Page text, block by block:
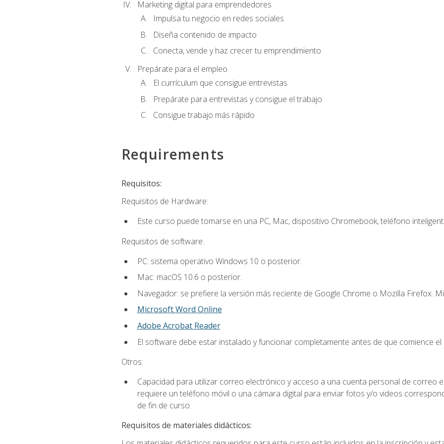
Marketing digital para emprendedores
Impulsa tu negocio en redes sociales
Diseña contenido de impacto
Conecta, vende y haz crecer tu emprendimiento
Prepárate para el empleo
El currículum que consigue entrevistas
Prepárate para entrevistas y consigue el trabajo
Consigue trabajo más rápido
Requirements
Requisitos:
Requisitos de Hardware:
Este curso puede tomarse en una PC, Mac, dispositivo Chromebook, teléfono
Requisitos de software:
PC: sistema operativo Windows 10 o posterior.
Mac: macOS 10.6 o posterior.
Navegador: se prefiere la versión más reciente de Google Chrome o Mozilla Firefox.
Microsoft Word Online
Adobe Acrobat Reader
El software debe estar instalado y funcionar completamente antes de que comience el
Otros:
Capacidad para utilizar correo electrónico y acceso a una cuenta personal de correo
requiere un teléfono móvil o una cámara digital para enviar fotos y/o videos
de fin de curso.
Requisitos de materiales didácticos: